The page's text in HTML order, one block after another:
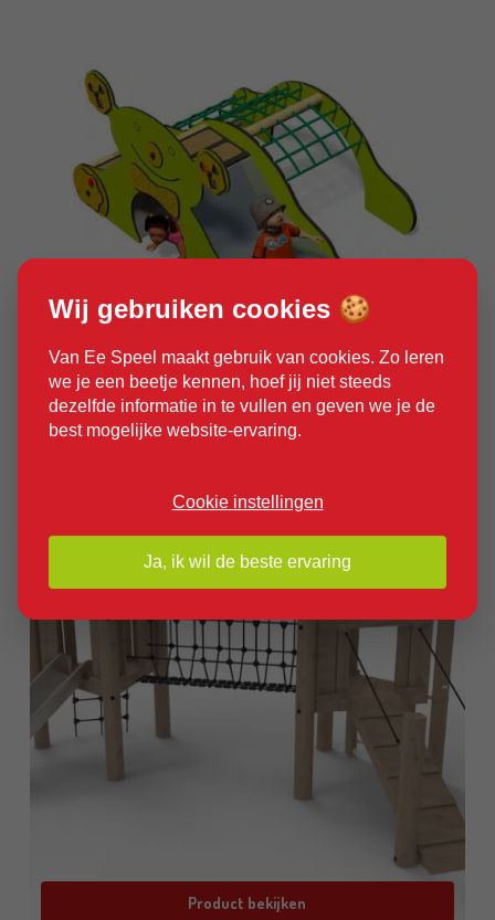
Product bekijken
Product bekijken
Wij gebruiken cookies 🍪
Van Ee Speel maakt gebruik van cookies. Zo leren
we je een beetje kennen, hoef jij niet steeds
dezelfde informatie in te vullen en geven we je de
best mogelijke website-ervaring.
Cookie instellingen
Ja, ik wil de beste ervaring